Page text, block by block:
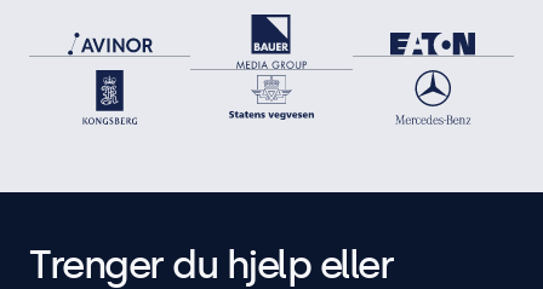
Trenger du hjelp eller